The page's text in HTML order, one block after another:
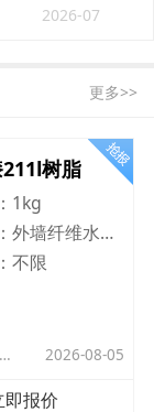
2026-07
更多>>
树脂
1kg
外墙纤维水泥板
不限
巴音库鲁提镇,托帕口岸六号库房 2026-08-05
即报价